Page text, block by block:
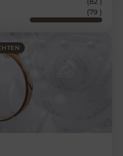
(79 )